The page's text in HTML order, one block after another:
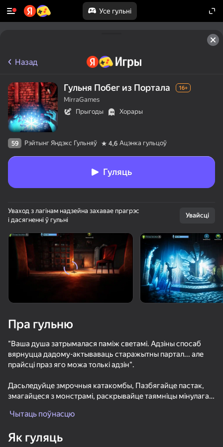
Усе гульні
Павярніце прыладу
Гульня працуе толькі ў гарызантальнай
арыентацыі
Ужас Рыбака 2: Возмездие Doors Castle
Назад
Гульня Побег из Портала 16+
MirraGames
Прыгоды
Хорары
59 Рэйтынг Яндэкс Гульняў 4,6 Ацэнка гульцоў
Гуляць
Уваход з лагінам надзейна захавае прагрэс
і дасягненні ў гульні
Увайсці
Пра гульню
"Ваша душа затрымалася паміж светамі. Адзіны спосаб
вярнуцца дадому-актываваць старажытны партал... але
прайсці праз яго можа толькі адзін".
Дасьледуйце змрочныя катакомбы, Пазбягайце пастак,
змагайцеся з монстрамі, раскрывайце таямніцы мінулага і
партал і збегчы з падземнага свету.
Змрочная атмасфера і свет іншы, поўны таямніц і небяспек
Чытаць поўнасцю
Як гуляць